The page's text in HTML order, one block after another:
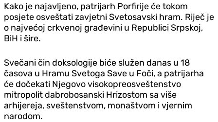
Kako je najavljeno, patrijarh Porfirije će tokom
posjete osveštati zavjetni Svetosavski hram. Riječ je
o najvećoj crkvenoj građevini u Republici Srpskoj,
BiH i šire.
Svečani čin doksologije biće služen danas u 18
časova u Hramu Svetoga Save u Foči, a patrijarha
će dočekati Njegovo visokopreosveštenstvo
mitropolit dabrobosanski Hrizostom sa više
arhijereja, sveštenstvom, monaštvom i vjernim
narodom.